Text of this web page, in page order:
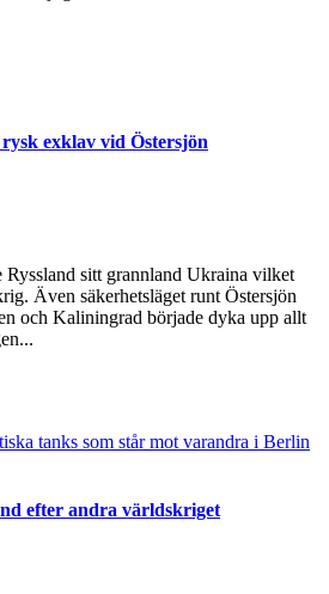
exklav vid Östersjön
sitt grannland Ukraina vilket
Även säkerhetsläget runt Östersjön
och Kaliningrad började dyka upp allt
efter andra världskriget